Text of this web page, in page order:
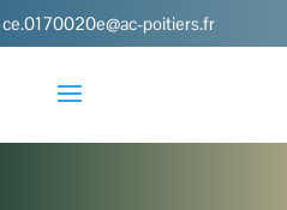
ce.0170020e@ac-poitiers.fr